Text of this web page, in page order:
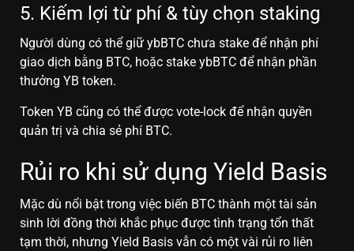
5. Kiếm lợi từ phí & tùy chọn staking
Người dùng có thể giữ ybBTC chưa stake để nhận phí
giao dịch bằng BTC, hoặc stake ybBTC để nhận phần
thưởng YB token.
Token YB cũng có thể được vote-lock để nhận quyền
quản trị và chia sẻ phí BTC.
Rủi ro khi sử dụng Yield Basis
Mặc dù nổi bật trong việc biến BTC thành một tài sản
sinh lời đồng thời khắc phục được tình trạng tổn thất
tạm thời, nhưng Yield Basis vẫn có một vài rủi ro liên